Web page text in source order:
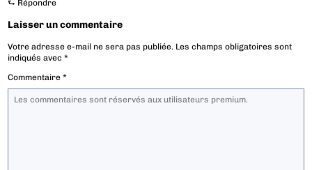
⮑ Répondre
Laisser un commentaire
Votre adresse e-mail ne sera pas publiée. Les champs obligatoires sont
indiqués avec*
Commentaire*